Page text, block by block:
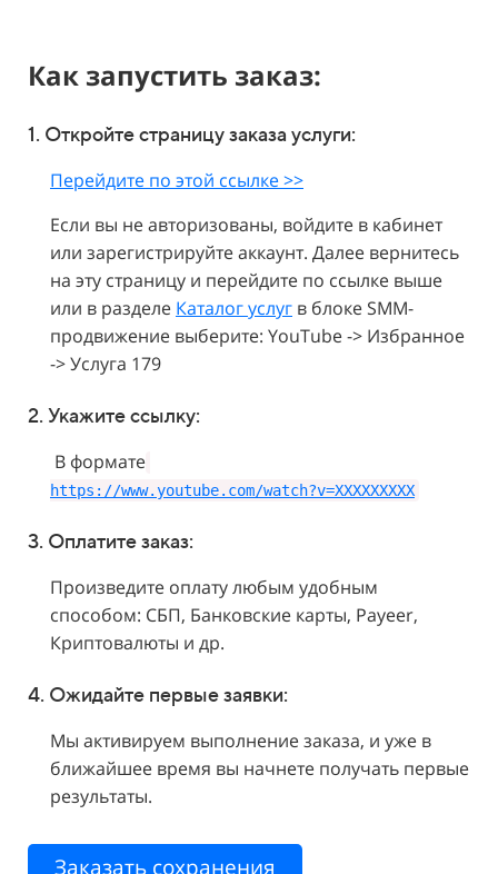
Как запустить заказ:
1. Откройте страницу заказа услуги:
Перейдите по этой ссылке >>
Если вы не авторизованы, войдите в кабинет
или зарегистрируйте аккаунт. Далее вернитесь
на эту страницу и перейдите по ссылке выше
или в разделе Каталог услуг в блоке SMM-
продвижение выберите: YouTube -> Избранное
-> Услуга 179
2. Укажитессылку:
В формате
https://www.youtube.com/watch?v=XXXXXXXXX
3. Оплатите заказ:
Произведите оплату любым удобным
способом: СБП, Банковские карты, Payeer,
Криптовалюты и др.
4. Ожидайте первые заявки:
Мы активируем выполнение заказа, и уже в
ближайшее время вы начнете получать первые
результаты.
Заказать сохранения